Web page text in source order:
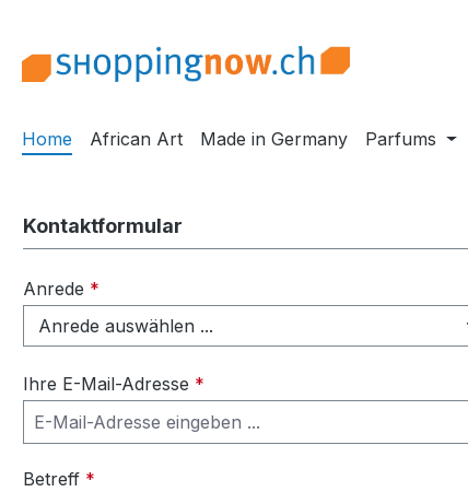
Home African Art Made in Germany Parfums
Kontaktformular
Anrede *
Ihre E-Mail-Adresse *
Betreff *